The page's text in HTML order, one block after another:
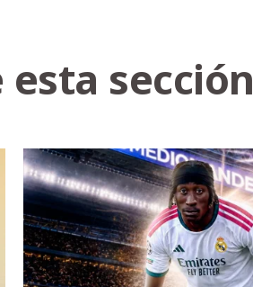
sección